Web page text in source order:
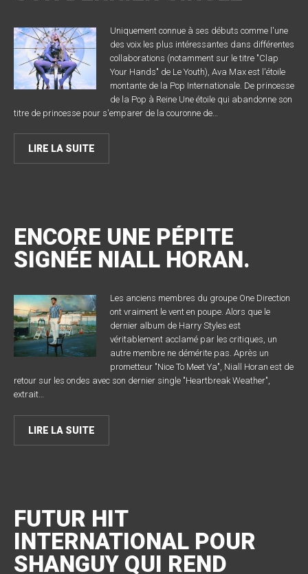
Uniquement connue à ses débuts comme l'une
des voix les plus intéressantes dans différentes
collaborations (notamment sur le titre "Clap
Your Hands" de Le Youth), Ava Max est l'étoile
montante de la Pop Internationale. De princesse
de la Pop à Reine Une étoile qui abandonne son
titre de princesse pour s'emparer de la couronne de…
LIRE LA SUITE
ENCORE UNE PÉPITE
SIGNÉE NIALL HORAN.
Les anciens membres du groupe One Direction
ont vraiment le vent en poupe. Alors que le
dernier album de Harry Styles est
véritablement acclamé par les critiques, un
autre membre ne démérite pas. Après un
prometteur "Nice To Meet Ya", Niall Horan est de
retour sur les ondes avec son dernier single "Heartbreak Weather",
extrait…
LIRE LA SUITE
FUTUR HIT
INTERNATIONAL POUR
SHANGUY QUI REND